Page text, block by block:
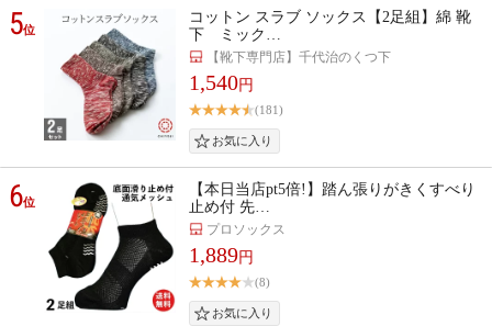
5位
コットン スラブ ソックス【2足組】綿 靴
下 ミック…
【靴下専門店】千代治のくつ下
1,540円
(181)
6位
【本日当店pt5倍!】踏ん張りがきくすべり
止め付 先…
プロソックス
1,889円
(8)